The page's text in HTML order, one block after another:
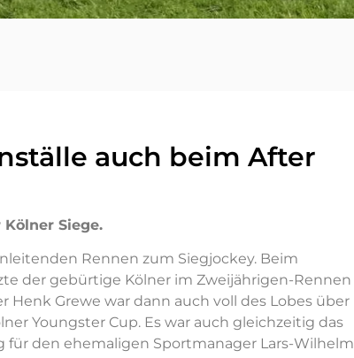
auch beim After
Siege.
Rennen zum Siegjockey. Beim
der gebürtige Kölner im Zweijährigen-Rennen
Henk Grewe war dann auch voll des Lobes über
Youngster Cup. Es war auch gleichzeitig das
für den ehemaligen Sportmanager Lars-Wilhelm